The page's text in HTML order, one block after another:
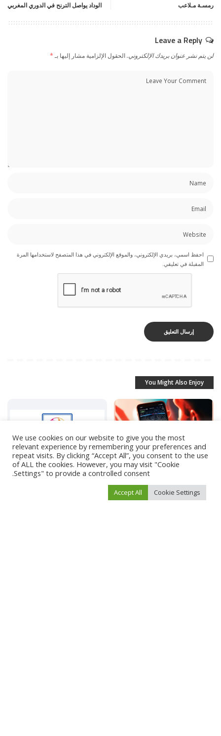
رمسـة مـلاعب الوداد يواصل الترنح في الدوري المغربي
Leave a Reply
لن يتم نشر عنوان بريدك الإلكتروني.الحقول الإلزامية مشار إليها بـ*
احفظ اسمي، بريدي الإلكتروني، والموقع الإلكتروني في هذا المتصفح لاستخدامها المرة
المقبلة في تعليقي.
You Might Also Enjoy
أخبار الرياضة
أفضل مواقع متابعة المباريات
الحية: الأسطورة، في العارضة،
أخبار الرياضة
We use cookies on our website to give you the most
relevant experience by remembering your preferences and
repeat visits. By clicking “Accept All”, you consent to the use
of ALL the cookies. However, you may visit "Cookie
Settings" to provide a controlled consent.
Cookie Settings
Accept All